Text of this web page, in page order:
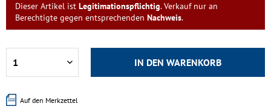
Dieser Artikel ist Legitimationspflichtig. Verkauf nur an
Berechtigte gegen entsprechenden Nachweis.
IN DEN WARENKORB
Auf den Merkzettel